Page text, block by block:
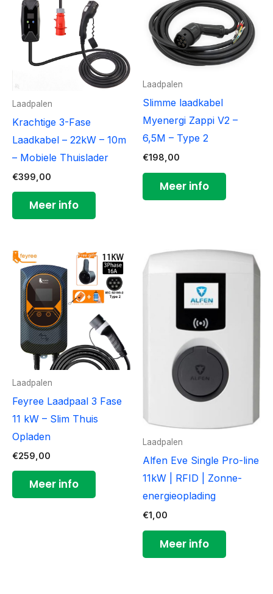
Laadpalen
Krachtige 3-Fase
Laadkabel – 22kW – 10m
– Mobiele Thuislader
€399,00
Meer info
Laadpalen
Slimme laadkabel
Myenergi Zappi V2 –
6,5M – Type 2
€198,00
Meer info
Laadpalen
Feyree Laadpaal 3 Fase
11 kW – Slim Thuis
Opladen
€259,00
Meer info
Laadpalen
Alfen Eve Single Pro-line
11kW | RFID | Zonne-
energieoplading
€1,00
Meer info